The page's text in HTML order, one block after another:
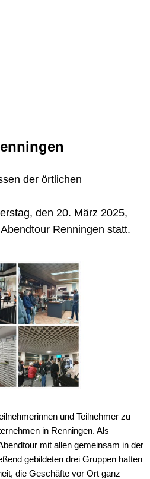
der örtlichen
den 20. März 2025,
Renningen statt.
und Teilnehmer zu
in Renningen. Als
mit allen gemeinsam in der
gebildeten drei Gruppen hatten
die Geschäfte vor Ort ganz